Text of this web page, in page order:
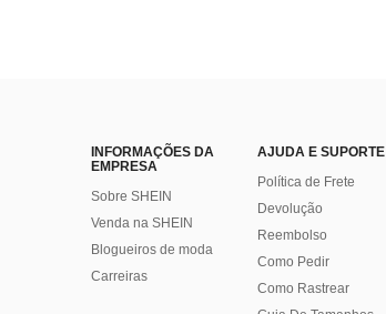
INFORMAÇÕES DA
EMPRESA
Sobre SHEIN
Venda na SHEIN
Blogueiros de moda
Carreiras
AJUDA E SUPORTE
Política de Frete
Devolução
Reembolso
Como Pedir
Como Rastrear